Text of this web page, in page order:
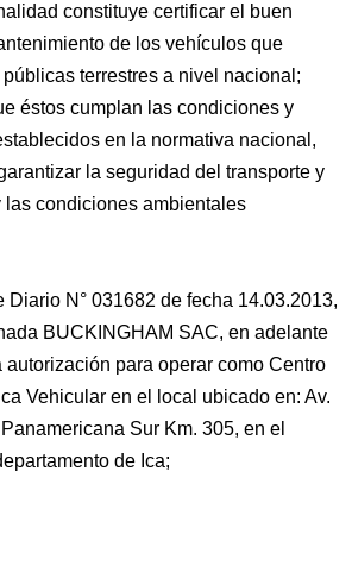
constituye certificar el buen
de los vehículos que
terrestres a nivel nacional;
éstos cumplan las condiciones y
en la normativa nacional,
la seguridad del transporte y
las condiciones ambientales
Diario N° 031682 de fecha 14.03.2013,
BUCKINGHAM SAC, en adelante
autorización para operar como Centro
Vehicular en el local ubicado en: Av.
Sur Km. 305, en el
de Ica;